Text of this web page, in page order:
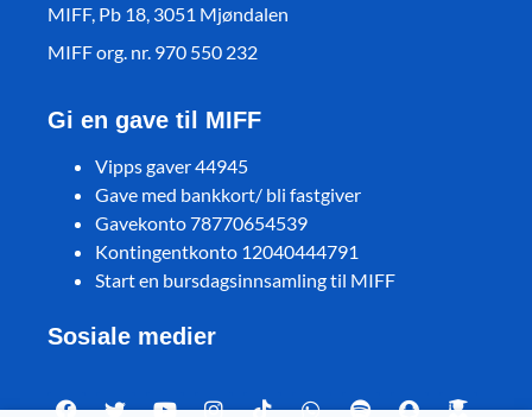
MIFF, Pb 18, 3051 Mjøndalen
MIFF org. nr. 970 550 232
Gi en gave til MIFF
Vipps gaver 44945
Gave med bankkort/ bli fastgiver
Gavekonto 78770654539
Kontingentkonto 12040444791
Start en bursdagsinnsamling til MIFF
Sosiale medier